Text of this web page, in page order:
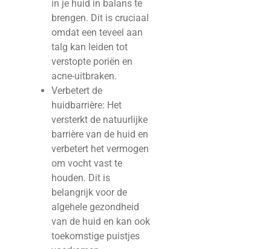
in je huid in balans te
brengen. Dit is cruciaal
omdat een teveel aan
talg kan leiden tot
verstopte poriën en
acne-uitbraken.
Verbetert de
huidbarrière: Het
versterkt de natuurlijke
barrière van de huid en
verbetert het vermogen
om vocht vast te
houden. Dit is
belangrijk voor de
algehele gezondheid
van de huid en kan ook
toekomstige puistjes